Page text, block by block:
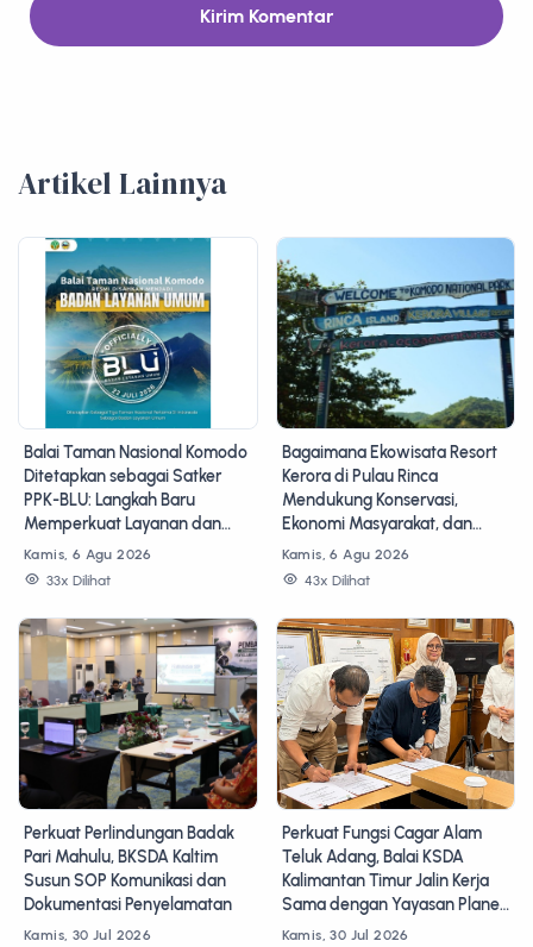
Kirim Komentar
Artikel Lainnya
Balai Taman Nasional Komodo
Ditetapkan sebagai Satker
PPK-BLU: Langkah Baru
Memperkuat Layanan dan
Konservasi
Kamis, 6 Agu 2026
33x Dilihat
Bagaimana Ekowisata Resort
Kerora di Pulau Rinca
Mendukung Konservasi,
Ekonomi Masyarakat, dan
Pengembangan Layanan BLU
Taman Nasional Komodo?
Kamis, 6 Agu 2026
43x Dilihat
Perkuat Perlindungan Badak
Pari Mahulu, BKSDA Kaltim
Susun SOP Komunikasi dan
Dokumentasi Penyelamatan
Kamis, 30 Jul 2026
Perkuat Fungsi Cagar Alam
Teluk Adang, Balai KSDA
Kalimantan Timur Jalin Kerja
Sama dengan Yayasan Planet
Urgensi Indonesia
Kamis, 30 Jul 2026